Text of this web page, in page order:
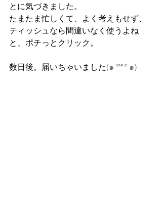
とに気づきました。
たまたま忙しくて、よく考えもせず、
ティッシュなら間違いなく使うよね
と、ポチっとクリック。
数日後。届いちゃいました(๑ °꒳° ๑)